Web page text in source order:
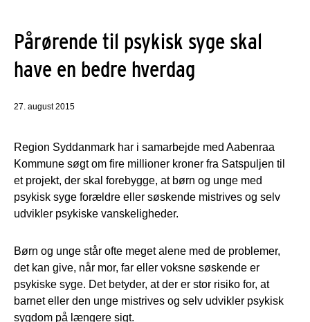
Pårørende til psykisk syge skal
have en bedre hverdag
27. august 2015
Region Syddanmark har i samarbejde med Aabenraa
Kommune søgt om fire millioner kroner fra Satspuljen til
et projekt, der skal forebygge, at børn og unge med
psykisk syge forældre eller søskende mistrives og selv
udvikler psykiske vanskeligheder.
Børn og unge står ofte meget alene med de problemer,
det kan give, når mor, far eller voksne søskende er
psykiske syge. Det betyder, at der er stor risiko for, at
barnet eller den unge mistrives og selv udvikler psykisk
sygdom på længere sigt.